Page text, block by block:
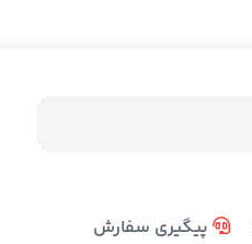
پیگیری سفارش